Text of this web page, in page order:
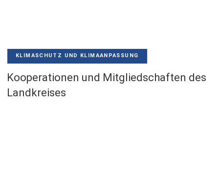
KLIMASCHUTZ UND KLIMAANPASSUNG
Kooperationen und Mitgliedschaften des
Landkreises